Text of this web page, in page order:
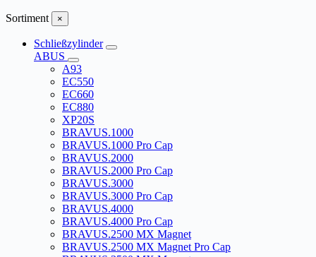
Sortiment ×
Schließzylinder
ABUS
A93
EC550
EC660
EC880
XP20S
BRAVUS.1000
BRAVUS.1000 Pro Cap
BRAVUS.2000
BRAVUS.2000 Pro Cap
BRAVUS.3000
BRAVUS.3000 Pro Cap
BRAVUS.4000
BRAVUS.4000 Pro Cap
BRAVUS.2500 MX Magnet
BRAVUS.2500 MX Magnet Pro Cap